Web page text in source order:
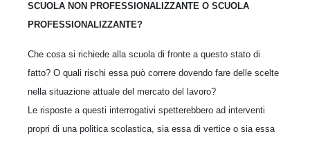
SCUOLA NON PROFESSIONALIZZANTE O SCUOLA
PROFESSIONALIZZANTE?
Che cosa si richiede alla scuola di fronte a questo stato di
fatto? O quali rischi essa può correre dovendo fare delle scelte
nella situazione attuale del mercato del lavoro?
Le risposte a questi interrogativi spetterebbero ad interventi
propri di una politica scolastica, sia essa di vertice o sia essa